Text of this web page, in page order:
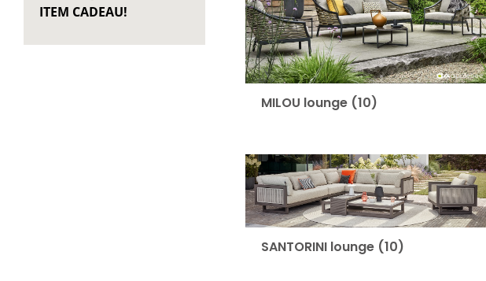
MILOU lounge (10)
SANTORINI lounge (10)
ITEM CADEAU!